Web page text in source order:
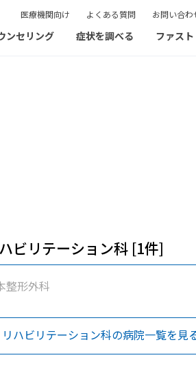
医療機関向け よくある質問 お問い合わ
ンセリング 症状を調べる ファス
ビリテーション科 [1件]
整形外科
リハビリテーション科の病院一覧を見